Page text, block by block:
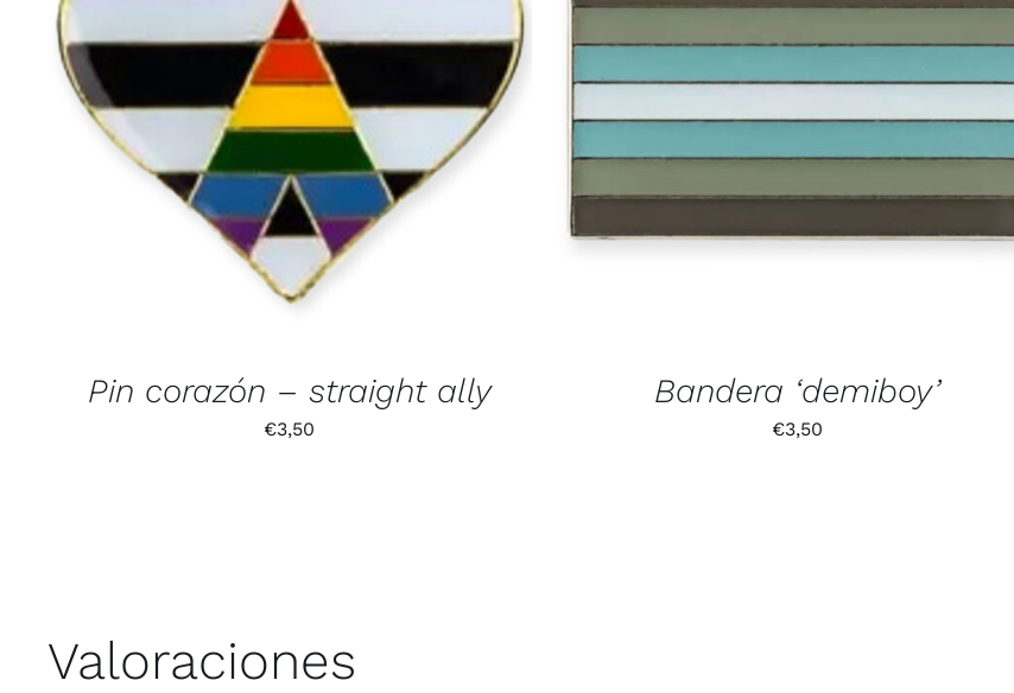
Pin corazón – straight ally
€3,50
Bandera ‘demiboy’
€3,50
Valoraciones